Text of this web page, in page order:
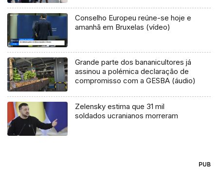
Conselho Europeu reúne-se hoje e
amanhã em Bruxelas (vídeo)
Grande parte dos bananicultores já
assinou a polémica declaração de
compromisso com a GESBA (áudio)
Zelensky estima que 31 mil
soldados ucranianos morreram
PUB